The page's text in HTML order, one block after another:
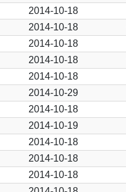
2014-10-18
2014-10-18
2014-10-18
2014-10-18
2014-10-18
2014-10-29
2014-10-18
2014-10-19
2014-10-18
2014-10-18
2014-10-18